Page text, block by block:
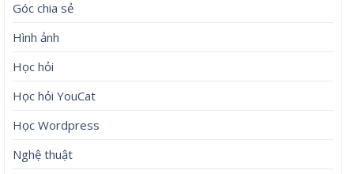
Góc chia sẻ
Hình ảnh
Học hỏi
Học hỏi YouCat
Học Wordpress
Nghệ thuật